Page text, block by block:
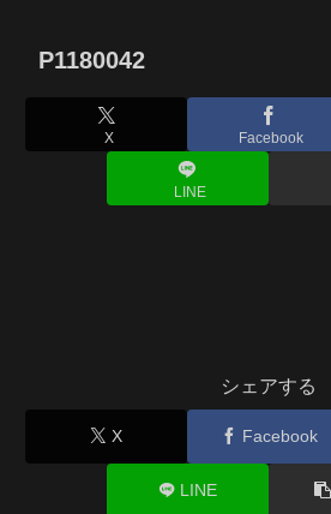
P1180042
X Facebook
LINE
シェアする
X Facebook
LINE